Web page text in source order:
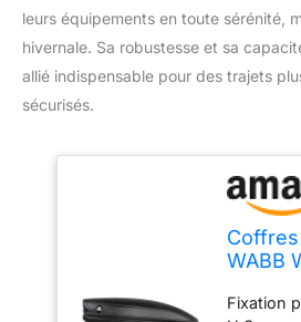
leurs équipements en toute sérénité,
hivernale. Sa robustesse et sa
allié indispensable pour des trajets
sécurisés.
WABB
Fixation